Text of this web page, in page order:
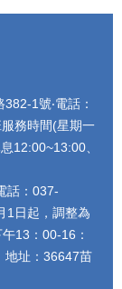
1號‧電話：
務時間(星期一
12:00~13:00、
話：037-
1日起，調整為
13：00-16：
地址：36647苗